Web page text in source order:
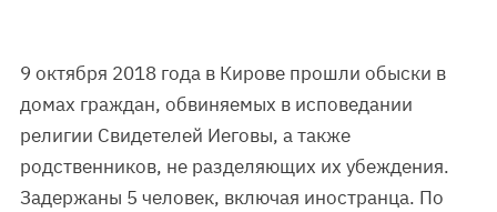
9 октября 2018 года в Кирове прошли обыски в
домах граждан, обвиняемых в исповедании
религии Свидетелей Иеговы, а также
родственников, не разделяющих их убеждения.
Задержаны 5 человек, включая иностранца. По